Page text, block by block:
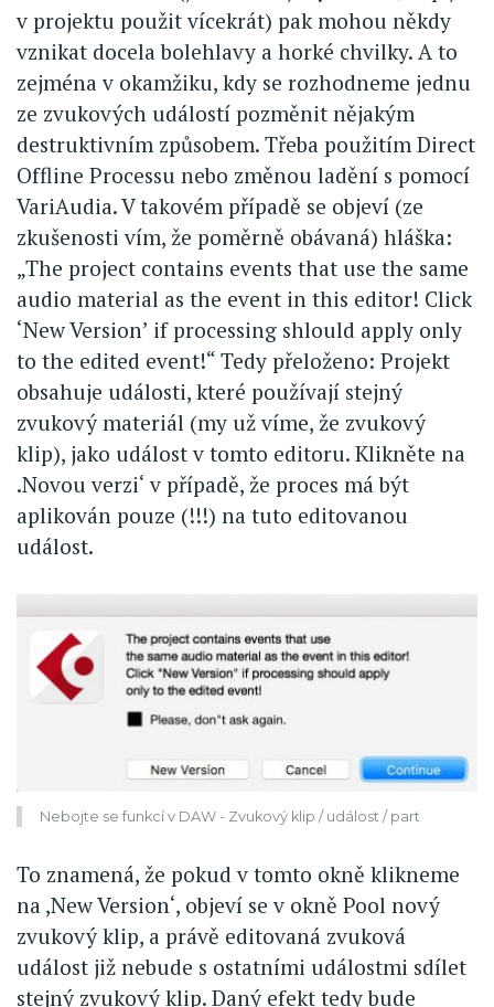
v projektu použit vícekrát) pak mohou někdy
vznikat docela bolehlavy a horké chvilky. A to
zejména v okamžiku, kdy se rozhodneme jednu
ze zvukových událostí pozměnit nějakým
destruktivním způsobem. Třeba použitím Direct
Offline Processu nebo změnou ladění s pomocí
VariAudia. V takovém případě se objeví (ze
zkušenosti vím, že poměrně obávaná) hláška:
„The project contains events that use the same
audio material as the event in this editor! Click
‘New Version’ if processing shlould apply only
to the edited event!“ Tedy přeloženo: Projekt
obsahuje události, které používají stejný
zvukový materiál (my už víme, že zvukový
klip), jako událost v tomto editoru. Klikněte na
.Novou verzi‘ v případě, že proces má být
aplikován pouze (!!!) na tuto editovanou
událost.
Nebojte se funkcí v DAW - Zvukový klip / událost / part
To znamená, že pokud v tomto okně klikneme
na ,New Version‘, objeví se v okně Pool nový
zvukový klip, a právě editovaná zvuková
událost již nebude s ostatními událostmi sdílet
stejný zvukový klip. Daný efekt tedy bude